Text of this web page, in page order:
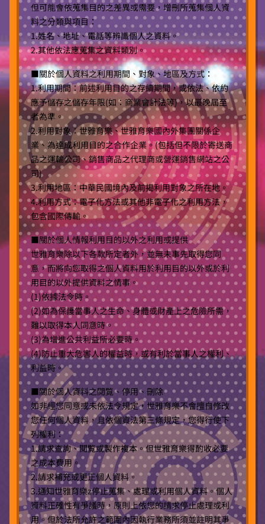
但可能會依蒐集目的之差異或需要，增刪所蒐集個人資
料之分類與項目：
1.姓名、地址、電話等辨識個人之資料。
2.其他依法應蒐集之資料類別。
■關於個人資料之利用期間、對象、地區及方式：
1.利用期間：前述利用目的之存續期間，或依法、依約
應予儲存之儲存年限(如：商業會計法等)，以最晚屆至
者為準。
2.利用對象：世雅育樂、世雅育樂國內外集團關係企
業、為達成利用目的之合作企業。(包括但不限於寄送商
品之運輸公司、銷售商品之代理商或營運銷售網站之公
司)
3.利用地區：中華民國境內及前揭利用對象之所在地。
4.利用方式：電子化方法或其他非電子化之利用方法，
包含國際傳輸。
■關於個人情報利用目的以外之利用或提供
世雅育樂除以下各款所定者外，並無未事先取得您同
意，而將向您取得之個人資料用於利用目的以外或於利
用目的以外提供資料之情事。
(1)依據法令時。
(2)如為保護當事人之生命、身體或財產上之危險所需，
難以取得本人同意時。
(3)為增進公共利益所必要時。
(4)防止重大危害人的權益時，或有利於當事人之權利、
利益時。
■關於個人資料之閱覧、停用、刪除
如非經您同意或未依法令規定，世雅育樂不會擅自修改
您任何個人資料，且依個資法第三條規定，您得行使下
列權利：
1.請求查詢、閱覧或製作複本。但世雅育樂得酌收必要
之成本費用。
2.請求補充或更正個人資料。
3.通知世雅育樂z停止蒐集、處理或利用個人資料。個人
資料正確性有爭議時，原則上依您的請求停止處理或利
用。但於法所允許之範圍內因執行業務所須並註明其爭